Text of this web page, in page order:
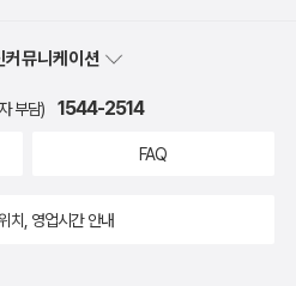
뮤니케이션
부담) 1544-2514
FAQ
치, 영업시간 안내